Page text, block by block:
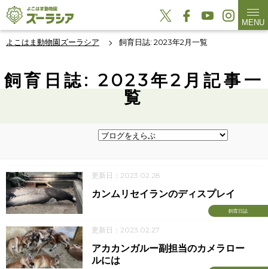
MENU
よこはま動物園ズーラシア 飼育日誌: 2023年2月一覧
飼育日誌: 2023年2月記事一
覧
更新日：2023.02.28
飼育日誌
カンムリセイランのディスプレイ
更新日：2023.02.27
アカカンガルー副担当のカメラロー
ルには